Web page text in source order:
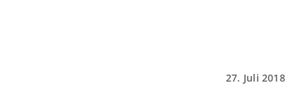
27. Juli 2018